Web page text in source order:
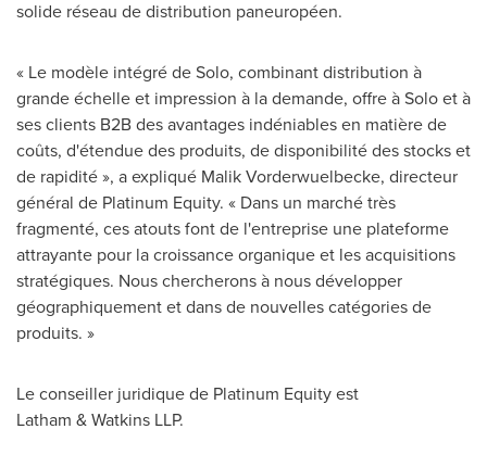
solide réseau de distribution paneuropéen.
« Le modèle intégré de Solo, combinant distribution à
grande échelle et impression à la demande, offre à Solo et à
ses clients B2B des avantages indéniables en matière de
coûts, d'étendue des produits, de disponibilité des stocks et
de rapidité », a expliqué Malik Vorderwuelbecke, directeur
général de Platinum Equity. « Dans un marché très
fragmenté, ces atouts font de l'entreprise une plateforme
attrayante pour la croissance organique et les acquisitions
stratégiques. Nous chercherons à nous développer
géographiquement et dans de nouvelles catégories de
produits. »
Le conseiller juridique de Platinum Equity est
Latham & Watkins LLP.